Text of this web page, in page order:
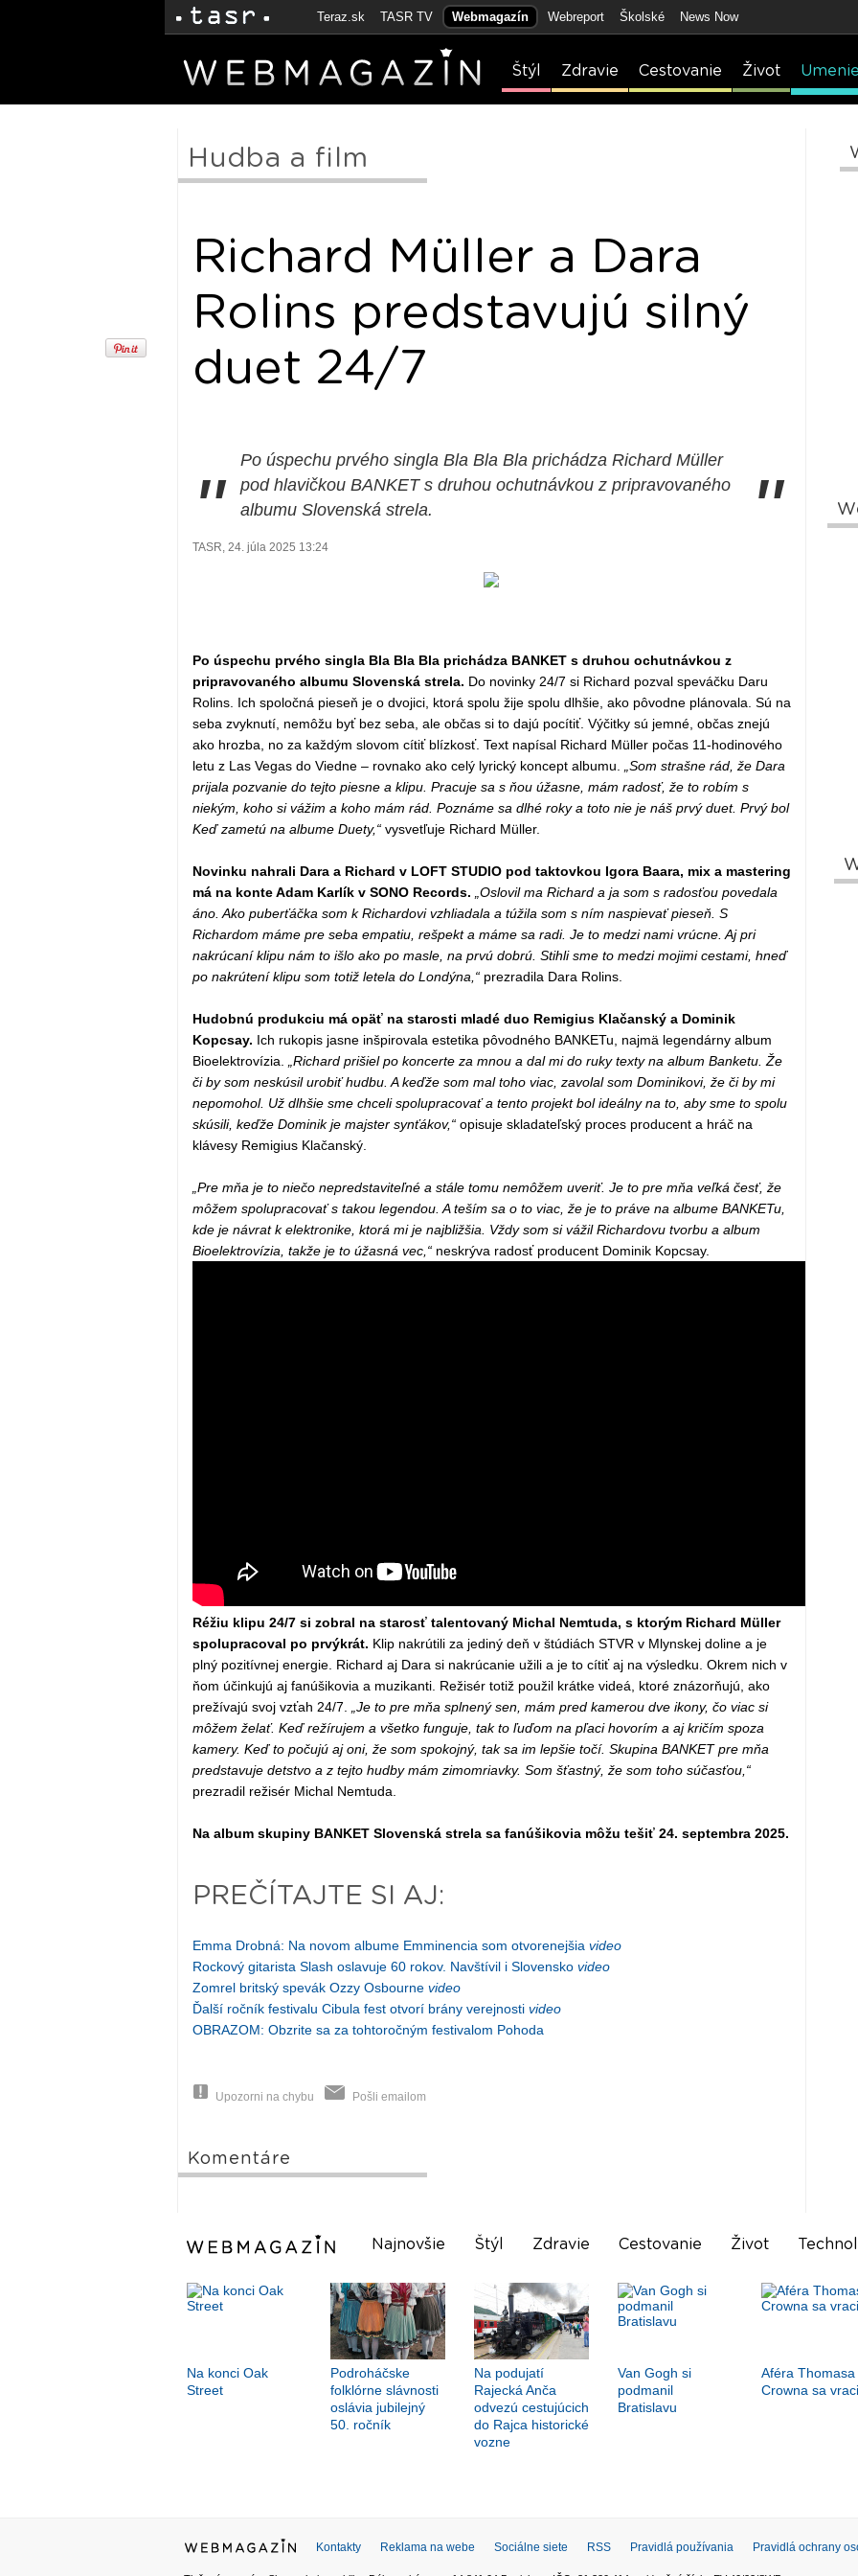
Teraz.sk TASR TV Webmagazín Webreport Školské News Now
Štýl Zdravie Cestovanie Život Umenie
Hudba a film
Richard Müller a Dara
Rolins predstavujú silný
duet 24/7
"
Po úspechu prvého singla Bla Bla Bla prichádza Richard Müller
pod hlavičkou BANKET s druhou ochutnávkou z pripravovaného
albumu Slovenská strela.
"
TASR, 24. júla 2025 13:24
Po úspechu prvého singla Bla Bla Bla prichádza BANKET s druhou ochutnávkou z
pripravovaného albumu Slovenská strela. Do novinky 24/7 si Richard pozval speváčku Daru
Rolins. Ich spoločná pieseň je o dvojici, ktorá spolu žije spolu dlhšie, ako pôvodne plánovala. Sú na
seba zvyknutí, nemôžu byť bez seba, ale občas si to dajú pocítiť. Výčitky sú jemné, občas znejú
ako hrozba, no za každým slovom cítiť blízkosť. Text napísal Richard Müller počas 11-hodinového
letu z Las Vegas do Viedne – rovnako ako celý lyrický koncept albumu.
„Som strašne rád, že Dara
prijala pozvanie do tejto piesne a klipu. Pracuje sa s ňou úžasne, mám radosť, že to robím s
niekým, koho si vážim a koho mám rád. Poznáme sa dlhé roky a toto nie je náš prvý duet. Prvý bol
Keď zametú na albume Duety,“ vysvetľuje Richard Müller.
Novinku nahrali Dara a Richard v LOFT STUDIO pod taktovkou Igora Baara, mix a mastering
má na konte Adam Karlík v SONO Records.
„Oslovil ma Richard a ja som s radosťou povedala
áno. Ako puberťáčka som k Richardovi vzhliadala a túžila som s ním naspievať pieseň. S
Richardom máme pre seba empatiu, rešpekt a máme sa radi. Je to medzi nami vrúcne. Aj pri
nakrúcaní klipu nám to išlo ako po masle, na prvú dobrú. Stihli sme to medzi mojimi cestami, hneď
po nakrútení klipu som totiž letela do Londýna,“prezradila Dara Rolins.
Hudobnú produkciu má opäť na starosti mladé duo Remigius Klačanský a Dominik
Kopcsay. Ich rukopis jasne inšpirovala estetika pôvodného BANKETu, najmä legendárny album
Bioelektrovízia.
„Richard prišiel po koncerte za mnou a dal mi do ruky texty na album Banketu. Že
či by som neskúsil urobiť hudbu. A keďže som mal toho viac, zavolal som Dominikovi, že či by mi
nepomohol. Už dlhšie sme chceli spolupracovať a tento projekt bol ideálny na to, aby sme to spolu
skúsili, keďže Dominik je majster synťákov,“opisuje skladateľský proces producent a hráč na
klávesy Remigius Klačanský.
„Pre mňa je to niečo nepredstaviteľné a stále tomu nemôžem uveriť. Je to pre mňa veľká česť, že
môžem spolupracovať s takou legendou. A teším sa o to viac, že je to práve na albume BANKETu,
kde je návrat k elektronike, ktorá mi je najbližšia. Vždy som si vážil Richardovu tvorbu a album
Bioelektrovízia, takže je to úžasná vec,“neskrýva radosť producent Dominik Kopcsay.
Réžiu klipu 24/7 si zobral na starosť talentovaný Michal Nemtuda, s ktorým Richard Müller
spolupracoval po prvýkrát. Klip nakrútili za jediný deň v štúdiách STVR v Mlynskej doline a je
plný pozitívnej energie. Richard aj Dara si nakrúcanie užili a je to cítiť aj na výsledku. Okrem nich v
ňom účinkujú aj fanúšikovia a muzikanti. Režisér totiž použil krátke videá, ktoré znázorňujú, ako
prežívajú svoj vzťah 24/7.
„Je to pre mňa splnený sen, mám pred kamerou dve ikony, čo viac si
môžem želať. Keď režírujem a všetko funguje, tak to ľuďom na pľaci hovorím a aj kričím spoza
kamery. Keď to počujú aj oni, že som spokojný, tak sa im lepšie točí. Skupina BANKET pre mňa
predstavuje detstvo a z tejto hudby mám zimomriavky. Som šťastný, že som toho súčasťou,“
prezradil režisér Michal Nemtuda.
Na album skupiny BANKET Slovenská strela sa fanúšikovia môžu tešiť 24. septembra 2025.
PREČÍTAJTE SI AJ:
Emma Drobná: Na novom albume Emminencia som otvorenejšia video
Rockový gitarista Slash oslavuje 60 rokov. Navštívil i Slovensko video
Zomrel britský spevák Ozzy Osbourne video
Ďalší ročník festivalu Cibula fest otvorí brány verejnosti video
OBRAZOM: Obzrite sa za tohtoročným festivalom Pohoda
Upozorni na chybu Pošli emailom
Komentáre
Najnovšie Štýl Zdravie Cestovanie Život
Na konci Oak
Street
Podroháčske
folklórne slávnosti
oslávia jubilejný
50. ročník
Na podujatí
Rajecká Anča
odvezú cestujúcich
do Rajca historické
vozne
Van Gogh si
podmanil
Bratislavu
Aféra Thomasa
Crowna sa
Kontakty Reklama na webe Sociálne siete RSS Pravidlá používania Pravidlá ochrany